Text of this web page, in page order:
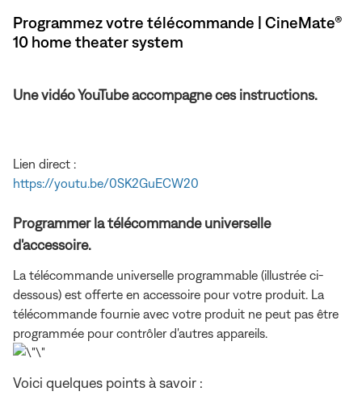
Programmez votre télécommande | CineMate®
10 home theater system
Une vidéo YouTube accompagne ces instructions.
Lien direct :
https://youtu.be/0SK2GuECW20
Programmer la télécommande universelle
d'accessoire.
La télécommande universelle programmable (illustrée ci-
dessous) est offerte en accessoire pour votre produit. La
télécommande fournie avec votre produit ne peut pas être
programmée pour contrôler d'autres appareils.
Voici quelques points à savoir :